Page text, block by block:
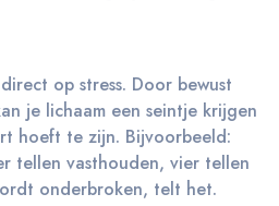
op stress. Door bewust
je lichaam een seintje krijgen
hoeft te zijn. Bijvoorbeeld:
tellen vasthouden, vier tellen
onderbroken, telt het.